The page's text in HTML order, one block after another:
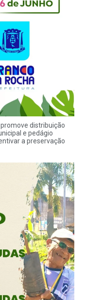
promove distribuição
e pedágio
a preservação